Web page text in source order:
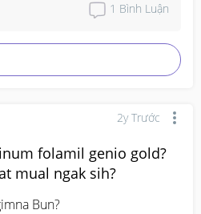
1 Bình Luận
2y Trước
folamil genio gold?
mual ngak sih?
Bun?